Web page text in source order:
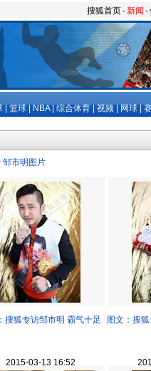
搜狐首页-新闻 -
篮球 NBA| 综合体育 视频 网球
邹市明图片
搜狐专访邹市明 霸气十足
2015-03-13 16:52
图文：搜